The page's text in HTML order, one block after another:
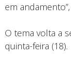
em
O tema volta a
quinta-feira (18).